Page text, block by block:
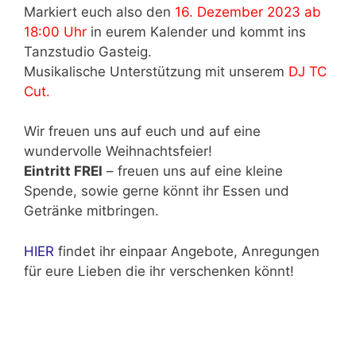
Markiert euch also den 16. Dezember 2023 ab
18:00 Uhr in eurem Kalender und kommt ins
Tanzstudio Gasteig.
Musikalische Unterstützung mit unserem DJ TC
Cut.
Wir freuen uns auf euch und auf eine
wundervolle Weihnachtsfeier!
Eintritt FREI – freuen uns auf eine kleine
Spende, sowie gerne könnt ihr Essen und
Getränke mitbringen.
HIER findet ihr einpaar Angebote, Anregungen
für eure Lieben die ihr verschenken könnt!